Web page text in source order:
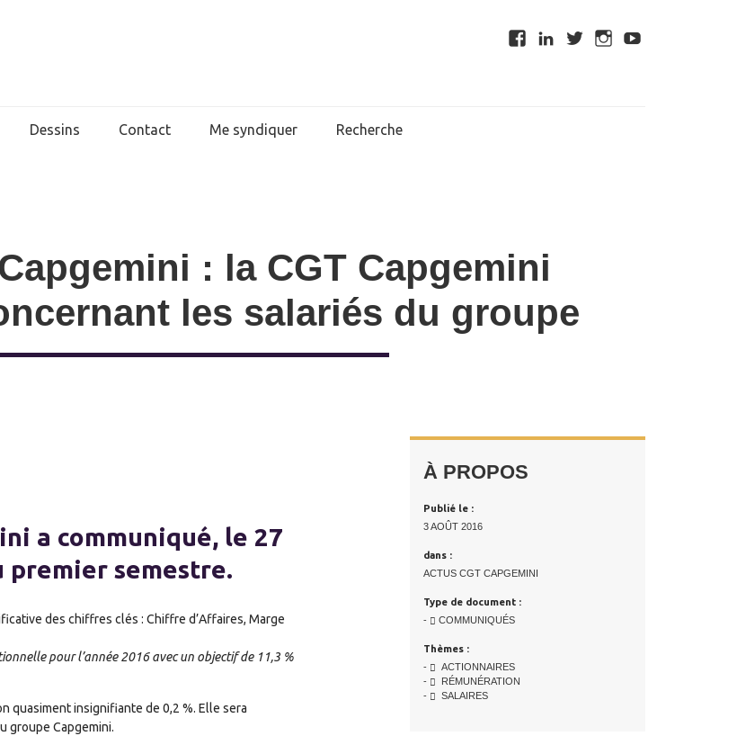
Dessins Contact Me syndiquer Recherche
: la CGT Capgemini
les salariés du groupe
a communiqué, le 27
premier semestre.
des chiffres clés : Chiffre d’Affaires, Marge
pour l’année 2016 avec un objectif de 11,3 %
quasiment insignifiante de 0,2 %. Elle sera
groupe Capgemini.
À PROPOS
Publié le :
3 AOÛT 2016
dans :
ACTUS CGT CAPGEMINI
Type de document :
-
COMMUNIQUÉS
Thèmes :
-
ACTIONNAIRES
-
RÉMUNÉRATION
-
SALAIRES